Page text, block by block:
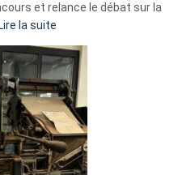
et relance le débat sur la
la suite
Eurovision
2026
:
Pays-
Bas,
Espagne,
Irlande